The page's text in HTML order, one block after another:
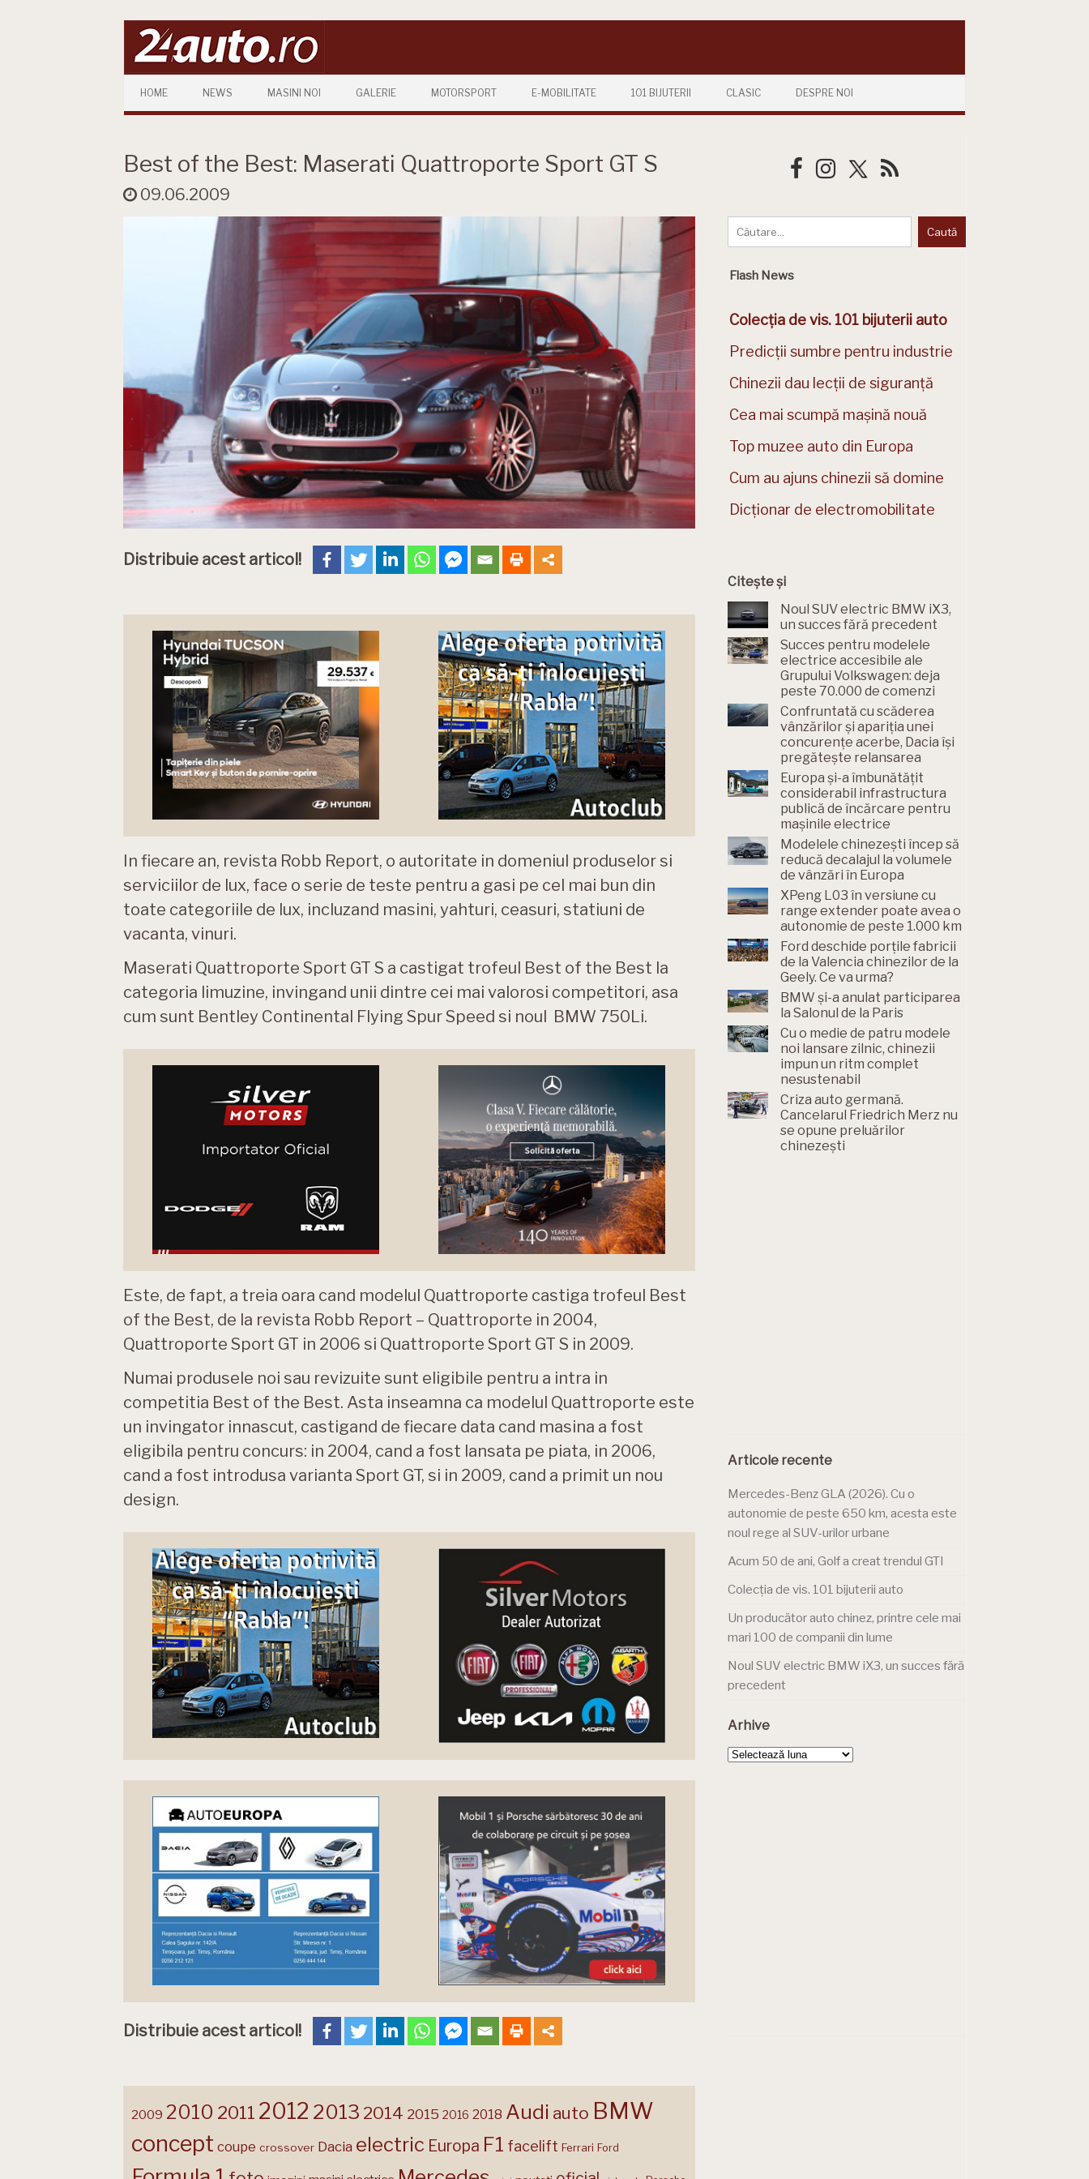
HOME NEWS MASINI NOI GALERIE MOTORSPORT E-MOBILITATE 101 BIJUTERII CLASIC DESPRE NOI
Best of the Best: Maserati Quattroporte Sport GT S
09.06.2009
Distribuie acest articol!
In fiecare an, revista Robb Report, o autoritate in domeniul produselor si
serviciilor de lux, face o serie de teste pentru a gasi pe cel mai bun din
toate categoriile de lux, incluzand masini, yahturi, ceasuri, statiuni de
vacanta, vinuri.
Maserati Quattroporte Sport GT S a castigat trofeul Best of the Best la
categoria limuzine, invingand unii dintre cei mai valorosi competitori, asa
cum sunt Bentley Continental Flying Spur Speed si noul BMW 750Li.
Este, de fapt, a treia oara cand modelul Quattroporte castiga trofeul Best
of the Best, de la revista Robb Report – Quattroporte in 2004,
Quattroporte Sport GT in 2006 si Quattroporte Sport GT S in 2009.
Numai produsele noi sau revizuite sunt eligibile pentru a intra in
competitia Best of the Best. Asta inseamna ca modelul Quattroporte este
un invingator innascut, castigand de fiecare data cand masina a fost
eligibila pentru concurs: in 2004, cand a fost lansata pe piata, in 2006,
cand a fost introdusa varianta Sport GT, si in 2009, cand a primit un nou
design.
Distribuie acest articol!
Flash News
Colecția de vis. 101 bijuterii auto
Predicții sumbre pentru industrie
Chinezii dau lecții de siguranță
Cea mai scumpă mașină nouă
Top muzee auto din Europa
Cum au ajuns chinezii să domine
Dicționar de electromobilitate
Citește și
Noul SUV electric BMW iX3,
un succes fără precedent
Succes pentru modelele
electrice accesibile ale
Grupului Volkswagen: deja
peste 70.000 de comenzi
Confruntată cu scăderea
vânzărilor și apariția unei
concurențe acerbe, Dacia își
pregătește relansarea
Europa și-a îmbunătățit
considerabil infrastructura
publică de încărcare pentru
mașinile electrice
Modelele chinezești încep să
reducă decalajul la volumele
de vânzări în Europa
XPeng L03 în versiune cu
range extender poate avea o
autonomie de peste 1.000 km
Ford deschide porțile fabricii
de la Valencia chinezilor de la
Geely. Ce va urma?
BMW și-a anulat participarea
la Salonul de la Paris
Cu o medie de patru modele
noi lansare zilnic, chinezii
impun un ritm complet
nesustenabil
Criza auto germană.
Cancelarul Friedrich Merz nu
se opune preluărilor
chinezești
Articole recente
Mercedes-Benz GLA (2026). Cu o
autonomie de peste 650 km, acesta este
noul rege al SUV-urilor urbane
Acum 50 de ani, Golf a creat trendul GTI
Colecția de vis. 101 bijuterii auto
Un producător auto chinez, printre cele mai
mari 100 de companii din lume
Noul SUV electric BMW iX3, un succes fără
precedent
Arhive
Arhive
2009 2010 2011 2012 2013 2014 2015 2016 2018 Audi auto BMW
concept coupe crossover Dacia electric Europa F1 facelift Ferrari Ford